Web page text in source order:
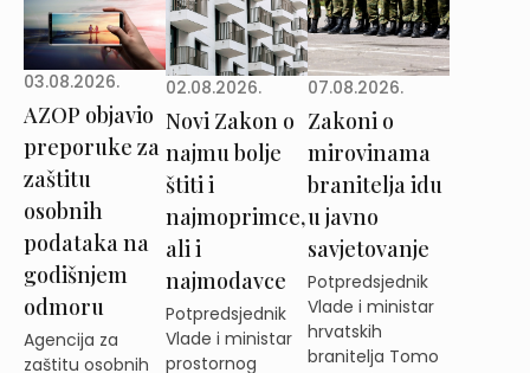
03.08.2026.
AZOP objavio
preporuke za
zaštitu
osobnih
podataka na
godišnjem
odmoru
Agencija za
zaštitu osobnih
02.08.2026.
Novi Zakon o
najmu bolje
štiti i
najmoprimce,
ali i
najmodavce
Potpredsjednik
Vlade i ministar
prostornog
07.08.2026.
Zakoni o
mirovinama
branitelja idu
u javno
savjetovanje
Potpredsjednik
Vlade i ministar
hrvatskih
branitelja Tomo